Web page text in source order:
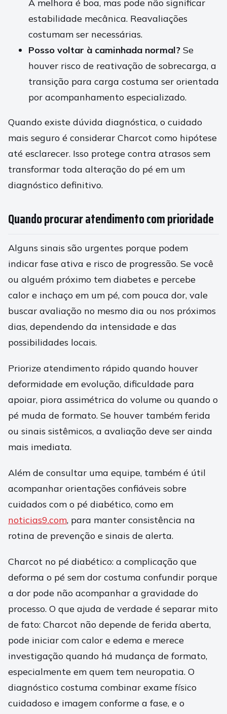
A melhora é boa, mas pode não significar
estabilidade mecânica. Reavaliações
costumam ser necessárias.
Posso voltar à caminhada normal? Se
houver risco de reativação de sobrecarga, a
transição para carga costuma ser orientada
por acompanhamento especializado.
Quando existe dúvida diagnóstica, o cuidado
mais seguro é considerar Charcot como hipótese
até esclarecer. Isso protege contra atrasos sem
transformar toda alteração do pé em um
diagnóstico definitivo.
Quando procurar atendimento com prioridade
Alguns sinais são urgentes porque podem
indicar fase ativa e risco de progressão. Se você
ou alguém próximo tem diabetes e percebe
calor e inchaço em um pé, com pouca dor, vale
buscar avaliação no mesmo dia ou nos próximos
dias, dependendo da intensidade e das
possibilidades locais.
Priorize atendimento rápido quando houver
deformidade em evolução, dificuldade para
apoiar, piora assimétrica do volume ou quando o
pé muda de formato. Se houver também ferida
ou sinais sistêmicos, a avaliação deve ser ainda
mais imediata.
Além de consultar uma equipe, também é útil
acompanhar orientações confiáveis sobre
cuidados com o pé diabético, como em
noticias9.com, para manter consistência na
rotina de prevenção e sinais de alerta.
Charcot no pé diabético: a complicação que
deforma o pé sem dor costuma confundir porque
a dor pode não acompanhar a gravidade do
processo. O que ajuda de verdade é separar mito
de fato: Charcot não depende de ferida aberta,
pode iniciar com calor e edema e merece
investigação quando há mudança de formato,
especialmente em quem tem neuropatia. O
diagnóstico costuma combinar exame físico
cuidadoso e imagem conforme a fase, e o